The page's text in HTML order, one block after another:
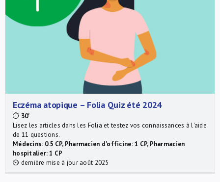
Eczéma atopique – Folia Quiz été 2024
⏱ 30'
Lisez les articles dans les Folia et testez vos connaissances à l'aide
de 11 questions.
Médecins: 0.5 CP, Pharmacien d'officine: 1 CP, Pharmacien
hospitalier: 1 CP
⏲ dernière mise à jour août 2025